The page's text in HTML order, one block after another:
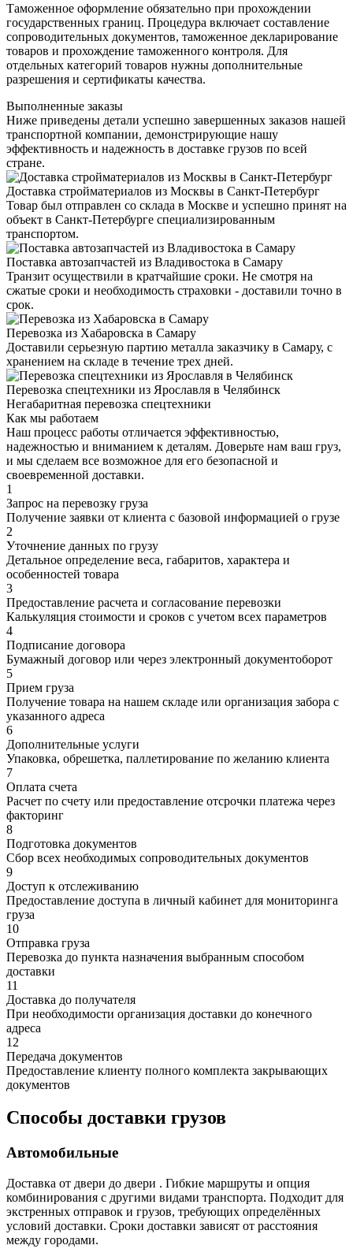
Таможенное оформление обязательно при прохождении
государственных границ. Процедура включает составление
сопроводительных документов, таможенное декларирование
товаров и прохождение таможенного контроля. Для
отдельных категорий товаров нужны дополнительные
разрешения и сертификаты качества.
Выполненные заказы
Ниже приведены детали успешно завершенных заказов нашей
транспортной компании, демонстрирующие нашу
эффективность и надежность в доставке грузов по всей
стране.
Доставка стройматериалов из Москвы в Санкт-Петербург
Товар был отправлен со склада в Москве и успешно принят на
объект в Санкт-Петербурге специализированным
транспортом.
Поставка автозапчастей из Владивостока в Самару
Транзит осуществили в кратчайшие сроки. Не смотря на
сжатые сроки и необходимость страховки - доставили точно в
срок.
Перевозка из Хабаровска в Самару
Доставили серьезную партию металла заказчику в Самару, с
хранением на складе в течение трех дней.
Перевозка спецтехники из Ярославля в Челябинск
Негабаритная перевозка спецтехники
Как мы работаем
Наш процесс работы отличается эффективностью,
надежностью и вниманием к деталям. Доверьте нам ваш груз,
и мы сделаем все возможное для его безопасной и
своевременной доставки.
1
Запрос на перевозку груза
Получение заявки от клиента с базовой информацией о грузе
2
Уточнение данных по грузу
Детальное определение веса, габаритов, характера и
особенностей товара
3
Предоставление расчета и согласование перевозки
Калькуляция стоимости и сроков с учетом всех параметров
4
Подписание договора
Бумажный договор или через электронный документоборот
5
Прием груза
Получение товара на нашем складе или организация забора с
указанного адреса
6
Дополнительные услуги
Упаковка, обрешетка, паллетирование по желанию клиента
7
Оплата счета
Расчет по счету или предоставление отсрочки платежа через
факторинг
8
Подготовка документов
Сбор всех необходимых сопроводительных документов
9
Доступ к отслеживанию
Предоставление доступа в личный кабинет для мониторинга
груза
10
Отправка груза
Перевозка до пункта назначения выбранным способом
доставки
11
Доставка до получателя
При необходимости организация доставки до конечного
адреса
12
Передача документов
Предоставление клиенту полного комплекта закрывающих
документов
Способы доставки грузов
Автомобильные
Доставка от двери до двери . Гибкие маршруты и опция
комбинирования с другими видами транспорта. Подходит для
экстренных отправок и грузов, требующих определённых
условий доставки. Сроки доставки зависят от расстояния
между городами.